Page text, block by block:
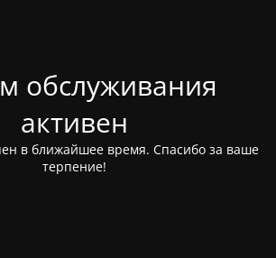
обслуживания
активен
в ближайшее время. Спасибо за ваше
терпение!